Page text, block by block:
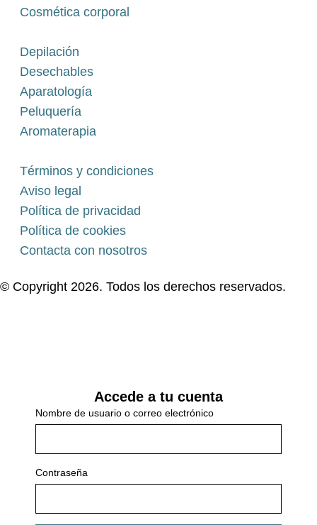
Cosmética corporal
Depilación
Desechables
Aparatología
Peluquería
Aromaterapia
Términos y condiciones
Aviso legal
Política de privacidad
Política de cookies
Contacta con nosotros
© Copyright 2026. Todos los derechos reservados.
Accede a tu cuenta
Nombre de usuario o correo electrónico
Contraseña